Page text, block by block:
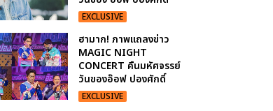
EXCLUSIVE
ฮามาก! ภาพแถลงข่าว
MAGIC NIGHT
CONCERT คืนมหัศจรรย์
วันของอ๊อฟ ปองศักดิ์
EXCLUSIVE